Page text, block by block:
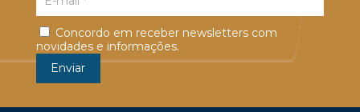
Concordo em receber newsletters com
novidades e informações.